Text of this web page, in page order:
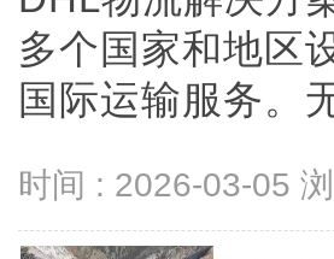
多个国家和地区
国际运输服务。
时间 : 2026-03-05 浏